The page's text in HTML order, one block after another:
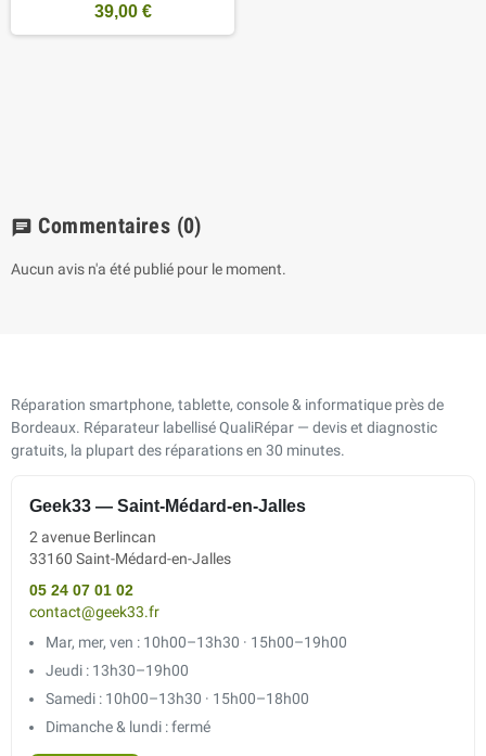
39,00 €
chat Commentaires (0)
Aucun avis n'a été publié pour le moment.
Réparation smartphone, tablette, console & informatique près de
Bordeaux. Réparateur labellisé QualiRépar — devis et diagnostic
gratuits, la plupart des réparations en 30 minutes.
Geek33 — Saint-Médard-en-Jalles
2 avenue Berlincan
33160 Saint-Médard-en-Jalles
05 24 07 01 02
contact@geek33.fr
Mar, mer, ven : 10h00–13h30 · 15h00–19h00
Jeudi : 13h30–19h00
Samedi : 10h00–13h30 · 15h00–18h00
Dimanche & lundi : fermé